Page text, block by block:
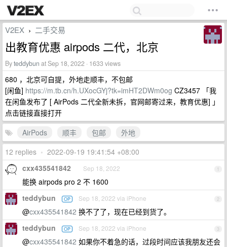
V2EX › 二手交易
出教育优惠 airpods 二代，北京
Byteddybun at Sep 18, 2022 · 1633 views
680 ，北京可自提，外地走顺丰，不包邮
[闲鱼] https://m.tb.cn/h.UXocGYj?tk=imHT2DWm0og CZ3457 「我
在闲鱼发布了 [ AirPods 二代全新未拆，官网邮寄过来，教育优惠] 」
点击链接直接打开
AirPods
顺丰 包邮
外地
12 replies • 2022-09-19 19:41:54 +08:00
1
cxx435541842 Sep 18, 2022
能换 airpods pro 2 不 1600
2
teddybun OP Sep 18, 2022 via iPhone
@cxx435541842 换不了了，现在已经到货了。
3
teddybun OP Sep 18, 2022 via iPhone
@cxx435541842 如果你不着急的话，过段时间应该我朋友还会